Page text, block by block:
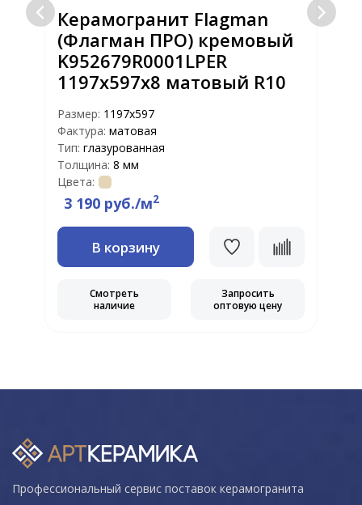
Керамогранит Flagman
(Флагман ПРО) кремовый
K952679R0001LPER
1197х597x8 матовый R10
Размер: 1197х597
Фактура: матовая
Тип: глазурованная
Толщина: 8 мм
Цвета:
3 190 руб./м2
В корзину
Смотреть
наличие
Запросить
оптовую цену
Профессиональный сервис поставок керамогранита